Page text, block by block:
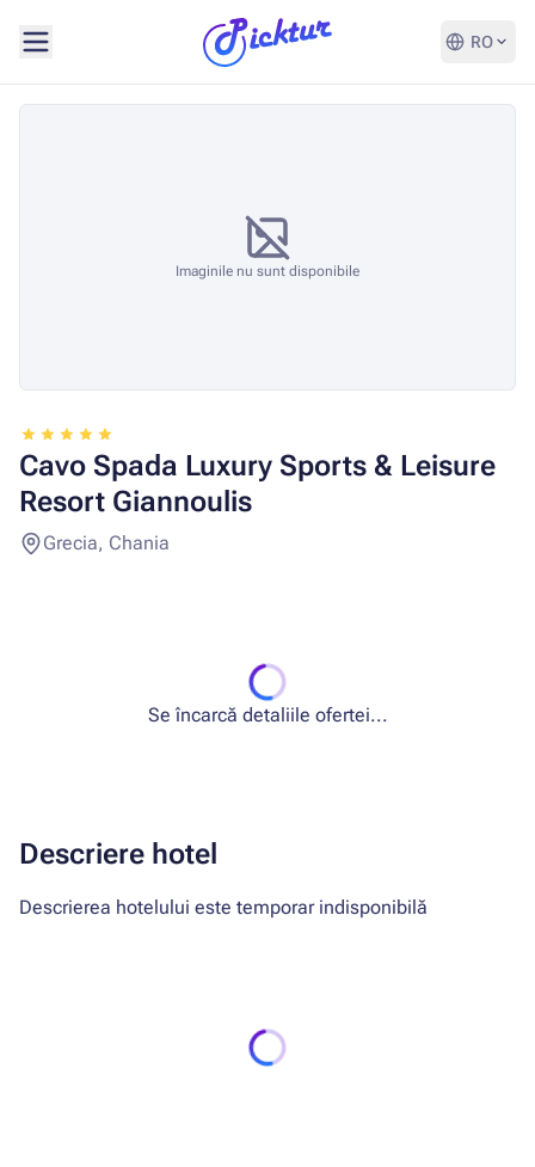
RO
Imaginile nu sunt disponibile
Cavo Spada Luxury Sports & Leisure
Resort Giannoulis
Grecia, Chania
Se încarcă detaliile ofertei...
Descriere hotel
Descrierea hotelului este temporar indisponibilă